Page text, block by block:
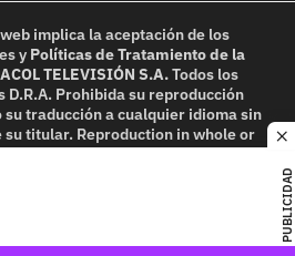
PUBLICIDAD
implica la aceptación de los
y Políticas de Tratamiento de la
TELEVISIÓN S.A.Todos los
D.R.A. Prohibida su reproducción
traducción a cualquier idioma sin
titular. Reproduction in whole or